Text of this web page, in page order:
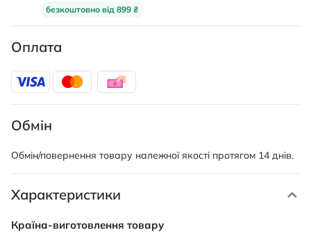
безкоштовно від 899 ₴
Оплата
Обмін
Обмін/повернення товару належної якості протягом 14 днів.
Характеристики
Характеристики